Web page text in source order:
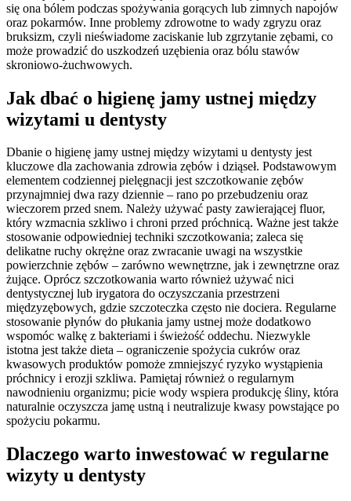
się ona bólem podczas spożywania gorących lub zimnych napojów
oraz pokarmów. Inne problemy zdrowotne to wady zgryzu oraz
bruksizm, czyli nieświadome zaciskanie lub zgrzytanie zębami, co
może prowadzić do uszkodzeń uzębienia oraz bólu stawów
skroniowo-żuchwowych.
Jak dbać o higienę jamy ustnej między
wizytami u dentysty
Dbanie o higienę jamy ustnej między wizytami u dentysty jest
kluczowe dla zachowania zdrowia zębów i dziąseł. Podstawowym
elementem codziennej pielęgnacji jest szczotkowanie zębów
przynajmniej dwa razy dziennie – rano po przebudzeniu oraz
wieczorem przed snem. Należy używać pasty zawierającej fluor,
który wzmacnia szkliwo i chroni przed próchnicą. Ważne jest także
stosowanie odpowiedniej techniki szczotkowania; zaleca się
delikatne ruchy okrężne oraz zwracanie uwagi na wszystkie
powierzchnie zębów – zarówno wewnętrzne, jak i zewnętrzne oraz
żujące. Oprócz szczotkowania warto również używać nici
dentystycznej lub irygatora do oczyszczania przestrzeni
międzyzębowych, gdzie szczoteczka często nie dociera. Regularne
stosowanie płynów do płukania jamy ustnej może dodatkowo
wspomóc walkę z bakteriami i świeżość oddechu. Niezwykle
istotna jest także dieta – ograniczenie spożycia cukrów oraz
kwasowych produktów pomoże zmniejszyć ryzyko wystąpienia
próchnicy i erozji szkliwa. Pamiętaj również o regularnym
nawodnieniu organizmu; picie wody wspiera produkcję śliny, która
naturalnie oczyszcza jamę ustną i neutralizuje kwasy powstające po
spożyciu pokarmu.
Dlaczego warto inwestować w regularne
wizyty u dentysty